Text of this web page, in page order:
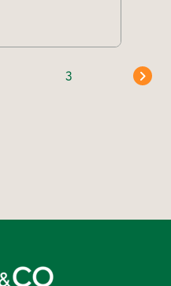
3